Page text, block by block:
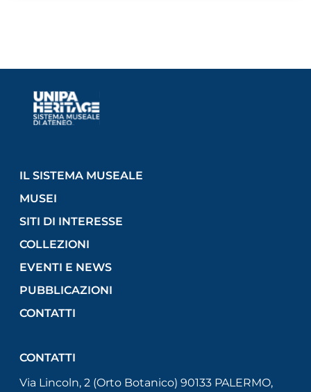
IL SISTEMA MUSEALE
MUSEI
SITI DI INTERESSE
COLLEZIONI
EVENTI E NEWS
PUBBLICAZIONI
CONTATTI
CONTATTI
Via Lincoln, 2 (Orto Botanico) 90133 PALERMO,